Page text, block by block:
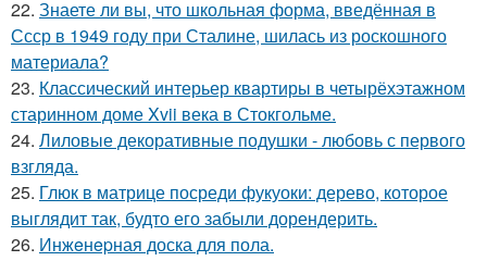
22. Знаете ли вы, что школьная форма, введённая в
Ссср в 1949 году при Сталине, шилась из роскошного
материала?
23. Классический интерьер квартиры в четырёхэтажном
старинном доме Xvii века в Стокгольме.
24. Лиловые декоративные подушки - любовь с первого
взгляда.
25. Глюк в матрице посреди фукуоки: дерево, которое
выглядит так, будто его забыли дорендерить.
26. Инжeнepная доска для пола.